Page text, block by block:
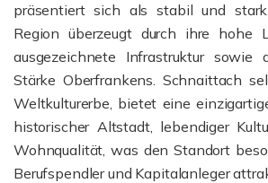
präsentiert sich als stabil und
Region überzeugt durch ihre hohe
ausgezeichnete Infrastruktur sowie
Stärke Oberfrankens. Schnaittach
Weltkulturerbe, bietet eine
historischer Altstadt, lebendiger
Wohnqualität, was den Standort
Berufspendler und Kapitalanleger